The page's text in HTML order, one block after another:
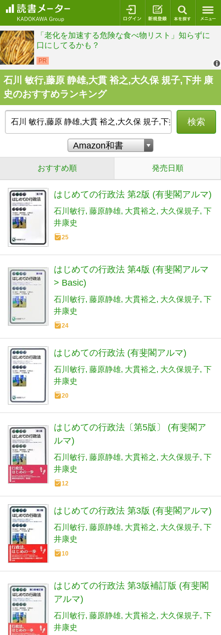
ログイン 新規登録
石川 敏行,藤原 静雄,大貫 裕之,大久保 規子,下井 康
史のおすすめランキング
検索
おすすめ順 発売日順
はじめての行政法 第2版 (有斐閣アルマ)
石川敏行 藤原静雄 大貫裕之 大久保規子 下
井康史
25
はじめての行政法 第4版 (有斐閣アルマ
> Basic)
石川敏行 藤原静雄 大貫裕之 大久保規子 下
井康史
24
はじめての行政法 (有斐閣アルマ)
石川敏行 藤原静雄 大貫裕之 大久保規子 下
井康史
20
はじめての行政法〔第5版〕 (有斐閣ア
ルマ)
石川敏行 藤原静雄 大貫裕之 大久保規子 下
井康史
12
はじめての行政法 第3版 (有斐閣アルマ)
石川敏行 藤原静雄 大貫裕之 大久保規子 下
井康史
10
はじめての行政法 第3版補訂版 (有斐閣
アルマ)
石川敏行 藤原静雄 大貫裕之 大久保規子 下
井康史